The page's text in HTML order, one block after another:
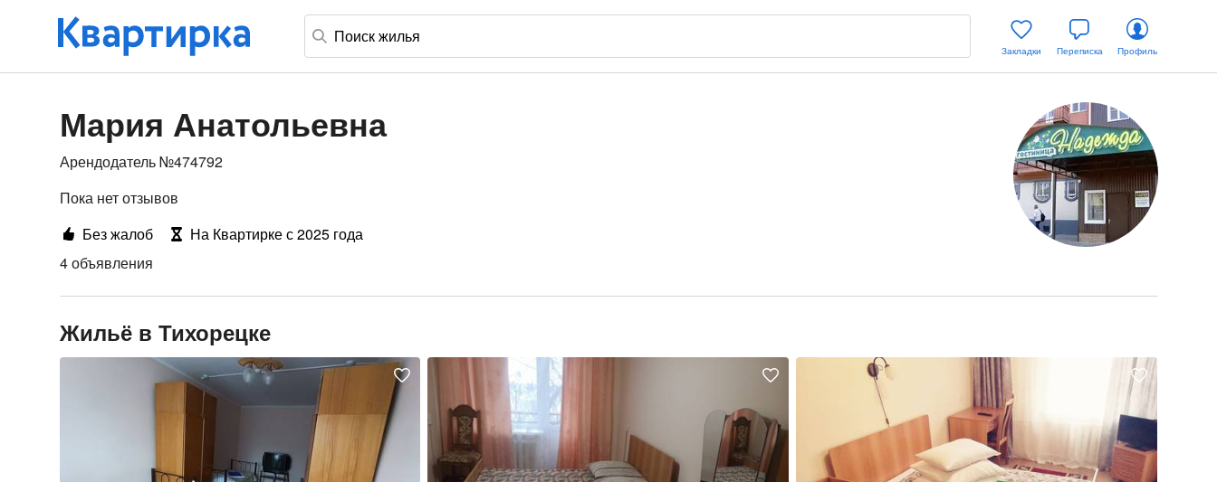
Закладки Переписка Профиль
Мария Анатольевна
Арендодатель №474792
Пока нет отзывов
Без жалоб
На Квартирке с 2025 года
4 объявления
Жильё в Тихорецке